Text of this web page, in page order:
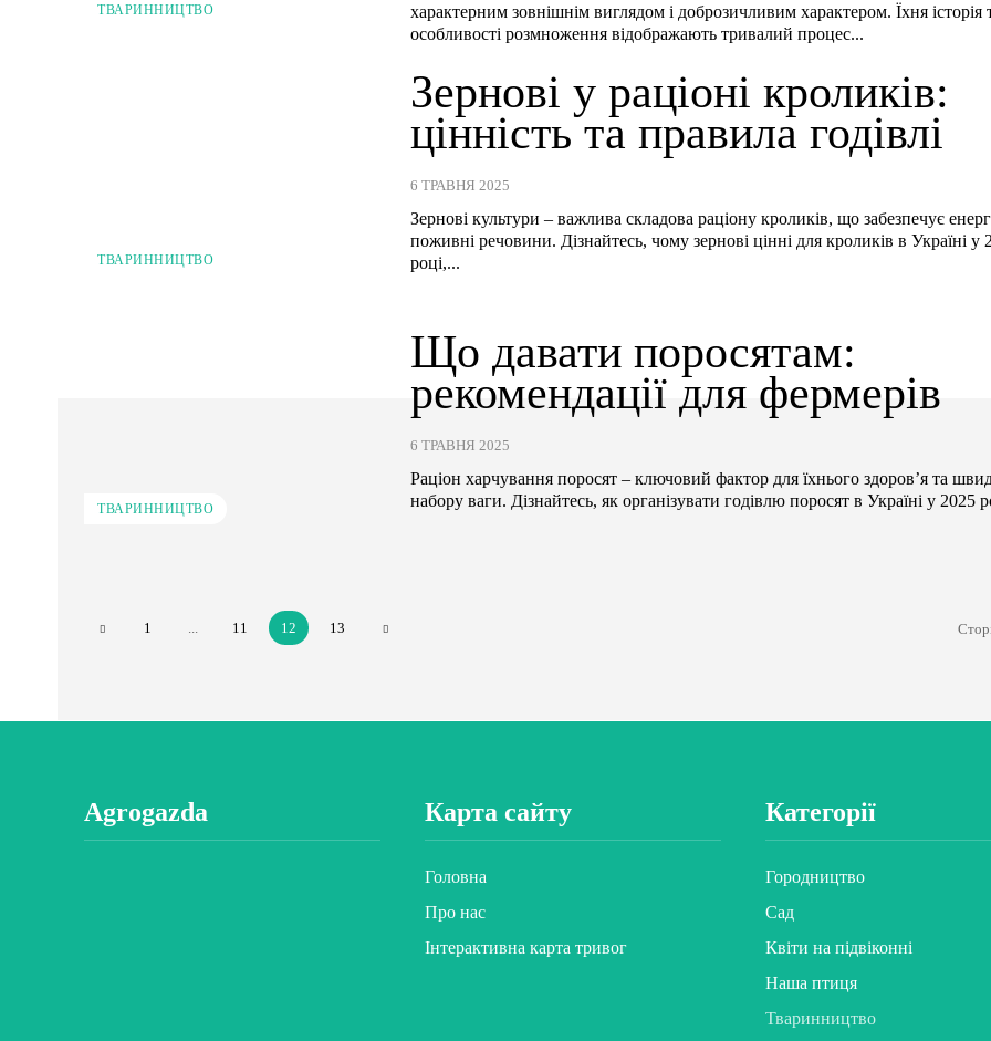
ТВАРИННИЦТВО
характерним зовнішнім виглядом і доброзичливим характером. Їхня історія
особливості розмноження відображають тривалий процес...
ТВАРИННИЦТВО
Зернові у раціоні кроликів:
цінність та правила годівлі
6 ТРАВНЯ 2025
Зернові культури – важлива складова раціону кроликів, що забезпечує
поживні речовини. Дізнайтесь, чому зернові цінні для кроликів в Україні у
році,...
ТВАРИННИЦТВО
Що давати поросятам:
рекомендації для фермерів
6 ТРАВНЯ 2025
Раціон харчування поросят – ключовий фактор для їхнього здоров’я та
набору ваги. Дізнайтесь, як організувати годівлю поросят в Україні у 2025
1 ... 11 12 13
Agrogazda Карта сайту
Головна
Про нас
Інтерактивна карта тривог
Категорії
Городництво
Сад
Квіти на підвіконні
Наша птиця
Тваринництво